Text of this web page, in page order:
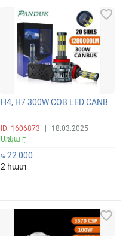
H4, H7 300W COB LED CANBUS լուսարձակի ունիվերսալ գերպայծառ 20 կողմանի 360 բարձր/ցածր (դալնի/բլիժնի) ճառագայթով լամպ 6000K
ID: 1606873 18.03.2025
Առկա է
favorite_border
֏22 000
2 հատ
favorite_border